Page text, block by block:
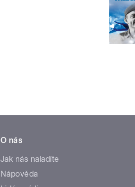
O nás
Jak nás naladíte
Nápověda